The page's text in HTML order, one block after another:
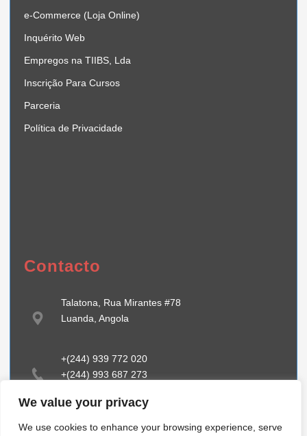
We value your privacy
We use cookies to enhance your browsing experience, serve
e-Commerce (Loja Online)
Inquérito Web
Empregos na TIIBS, Lda
Inscrição Para Cursos
Parceria
Política de Privacidade
Contacto
Talatona, Rua Mirantes #78
Luanda, Angola
+(244) 939 772 020
+(244) 993 687 273
www.tiibstechnnology.com